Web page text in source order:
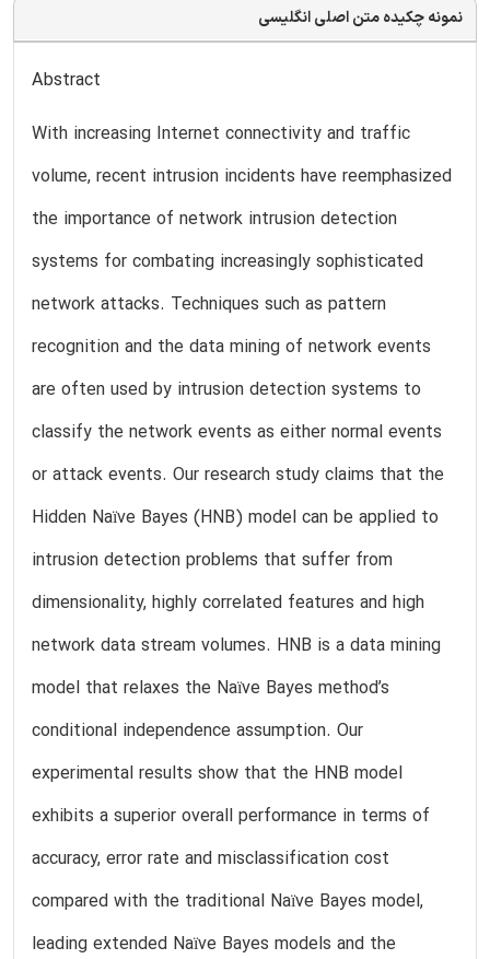
نمونه چکیده متن اصلی انگلیسی
Abstract
With increasing Internet connectivity and traffic
volume, recent intrusion incidents have reemphasized
the importance of network intrusion detection
systems for combating increasingly sophisticated
network attacks. Techniques such as pattern
recognition and the data mining of network events
are often used by intrusion detection systems to
classify the network events as either normal events
or attack events. Our research study claims that the
Hidden Naïve Bayes (HNB) model can be applied to
intrusion detection problems that suffer from
dimensionality, highly correlated features and high
network data stream volumes. HNB is a data mining
model that relaxes the Naïve Bayes method’s
conditional independence assumption. Our
experimental results show that the HNB model
exhibits a superior overall performance in terms of
accuracy, error rate and misclassification cost
compared with the traditional Naïve Bayes model,
leading extended Naïve Bayes models and the